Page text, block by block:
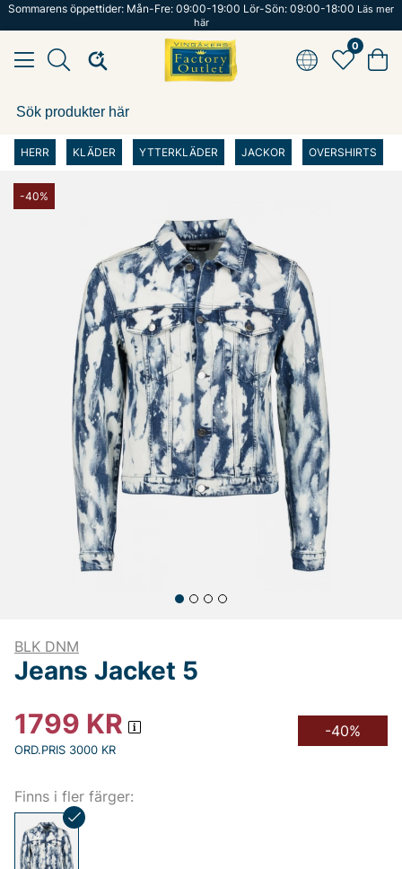
Sommarens öppettider: Mån-Fre: 09:00-19:00 Lör-Sön: 09:00-18:00 Läs mer
här
0
HERR KLÄDER YTTERKLÄDER JACKOR OVERSHIRTS
-40%
BLK DNM
Jeans Jacket 5
1799 KR
ORD.PRIS 3000 KR
-40%
Finns i fler färger: